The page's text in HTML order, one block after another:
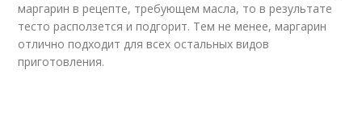
маргарин в рецепте, требующем масла, то в результате
тесто расползется и подгорит. Тем не менее, маргарин
отлично подходит для всех остальных видов
приготовления.